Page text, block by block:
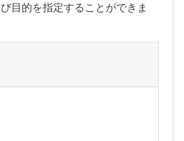
目的を指定することができま